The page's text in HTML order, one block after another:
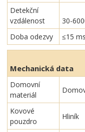
Detekční
vzdálenost
30-
Doba odezvy
≤15 ms
Mechanická data
Domovní
materiál
Kovové
pouzdro
Hliník